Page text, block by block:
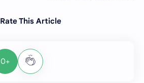
Rate This Article
+0